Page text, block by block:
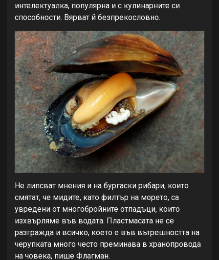
интелектуалка, популярна и с кулинарните си
способности. Вярват й безпрекословно.
Не липсват мнения и на бургаски рибари, които
смятат, че мидите, като филтър на морето, са
увредени от многобройните отпадъци, които
изхвърляме във водата. Пластмасата не се
разгражда и всичко, което е във вътрешността на
черупката много често преминава в хранопровода
на човека, пише Флагман.